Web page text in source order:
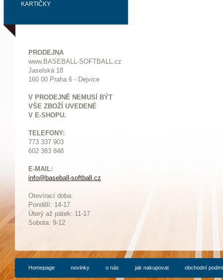
KARTIČKY
PRODEJNA
www.BASEBALL-SOFTBALL.cz
Jaselská 18
160 00 Praha 6 - Dejvice
V PRODEJNĚ NEMUSÍ BÝT
VŠE ZBOŽÍ UVEDENÉ
V E-SHOPU.
TELEFONY:
773 337 903
602 383 848
E-MAIL:
info@baseball-softball.cz
Otevírací doba:
Pondělí: 14-17
Úterý až pátek: 11-17
Sobota: 9-12
Homepage novinky o nás jak nakupovat obchodní